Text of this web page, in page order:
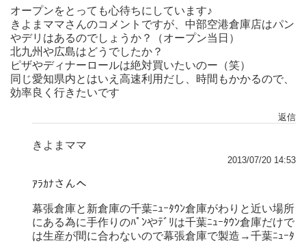
オープンをとっても心待ちにしています♪
きよまママさんのコメントですが、中部空港倉庫店はパン
やデリはあるのでしょうか？（オープン当日）
北九州や広島はどうでしたか？
ピザやディナーロールは絶対買いたいのー（笑）
同じ愛知県内とはいえ高速利用だし、時間もかかるので、
効率良く行きたいです
返信
きよまママ
2013/07/20 14:53
ｱﾗｶﾅさんへ
幕張倉庫と新倉庫の千葉ﾆｭｰﾀｳﾝ倉庫がわりと近い場所
にある為に手作りのﾊﾟﾝやﾃﾞﾘは千葉ﾆｭｰﾀｳﾝ倉庫だけで
は生産が間に合わないので幕張倉庫で製造→千葉ﾆｭｰﾀ